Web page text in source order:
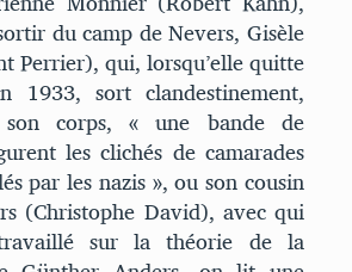
du camp de Nevers, Gisèle
Perrier), qui, lorsqu’elle quitte
1933, sort clandestinement,
corps, « une bande de
les clichés de camarades
par les nazis », ou son cousin
(Christophe David), avec qui
sur la théorie de la